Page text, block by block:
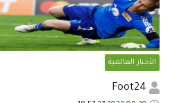
الأخبار العالمية